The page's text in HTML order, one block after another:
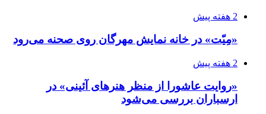
2 هفته پیش
«مِیّت» در خانه نمایش مهرگان روی صحنه می‌رود
2 هفته پیش
«روایت عاشورا از منظر هنرهای آئینی» در
ارسباران بررسی می‌شود